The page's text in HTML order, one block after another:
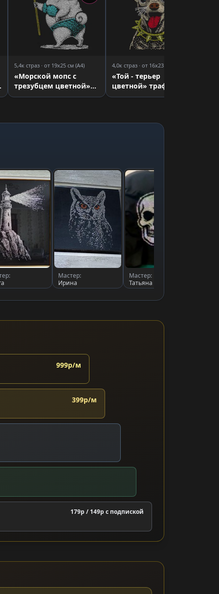
5,4к страз · от 19x25 см (A4)
«Морской мопс с
трезубцем цветной»
трафарет для страз
4,0к страз · от 16x23 см (A4)
«Той - терьер
цветной» трафарет
для страз
Мастер:
Ирина
Мастер:
Татьяна Рева
999р/м
399р/м
179р / 149р c подпиской